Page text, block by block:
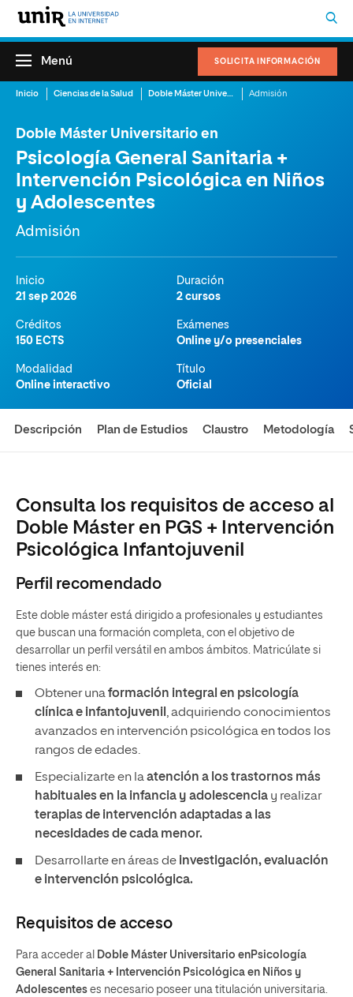
SOLICITA INFORMACIÓN
Menú
Inicio Ciencias de la Salud Doble Máster Universitario en Psicología General Sanitaria + Intervención Psicológica en Niños y Adolescentes Admisión
Doble Máster Universitario en
Psicología General Sanitaria +
Intervención Psicológica en Niños
y Adolescentes
Admisión
Inicio
21 sep 2026
Duración
2 cursos
Créditos
150 ECTS
Exámenes
Online y/o presenciales
Modalidad
Online interactivo
Título
Oficial
Descripción Plan de Estudios Claustro Metodología
Consulta los requisitos de acceso al
Doble Máster en PGS + Intervención
Psicológica Infantojuvenil
Perfil recomendado
Este doble máster está dirigido a profesionales y estudiantes
que buscan una formación completa, con el objetivo de
desarrollar un perfil versátil en ambos ámbitos. Matricúlate si
tienes interés en:
Obtener unaformación integral en psicología
clínica e infantojuvenil , adquiriendo conocimientos
avanzados en intervención psicológica en todos los
rangos de edades.
Especializarte en laatención a los trastornos más
habituales en la infancia y adolescencia y realizar
terapias de intervención adaptadas a las
necesidades de cada menor.
Desarrollarte en áreas de investigación, evaluación
e intervención psicológica.
Requisitos de acceso
Para acceder al Doble Máster Universitario enPsicología
General Sanitaria + Intervención Psicológica en Niños y
Adolescentes es necesario poseer una titulación universitaria.